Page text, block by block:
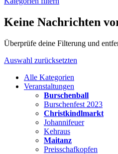
Keine Nachrichten
Überprüfe deine Filterung und
Auswahl zurücksetzten
Alle Kategorien
Veranstaltungen
Burschenball
Burschenfest 2023
Christkindlmarkt
Johannifeuer
Kehraus
Maitanz
Preisschafkopfen